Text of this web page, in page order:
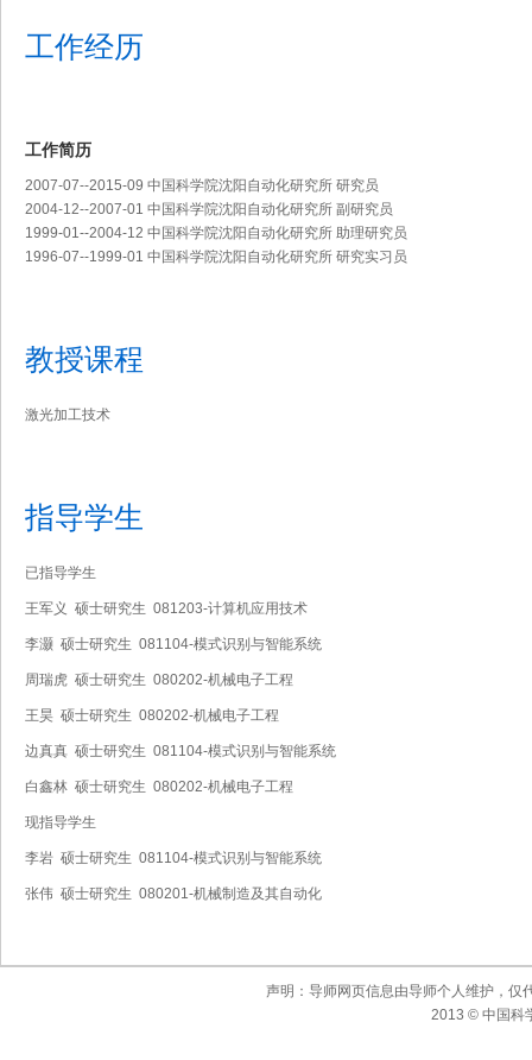
工作经历
工作简历
2007-07--2015-09 中国科学院沈阳自动化研究所 研究员
2004-12--2007-01 中国科学院沈阳自动化研究所 副研究员
1999-01--2004-12 中国科学院沈阳自动化研究所 助理研究员
1996-07--1999-01 中国科学院沈阳自动化研究所 研究实习员
教授课程
激光加工技术
指导学生
已指导学生
王军义 硕士研究生 081203-计算机应用技术
李灏 硕士研究生 081104-模式识别与智能系统
周瑞虎 硕士研究生 080202-机械电子工程
王昊 硕士研究生 080202-机械电子工程
边真真 硕士研究生 081104-模式识别与智能系统
白鑫林 硕士研究生 080202-机械电子工程
现指导学生
李岩 硕士研究生 081104-模式识别与智能系统
张伟 硕士研究生 080201-机械制造及其自动化
声明：导师网页信息由导师个人维护，仅
2013 © 中国科